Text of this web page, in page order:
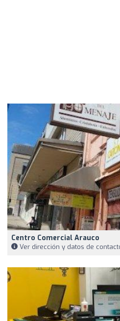
Centro Comercial Arauco
Ver dirección y datos de